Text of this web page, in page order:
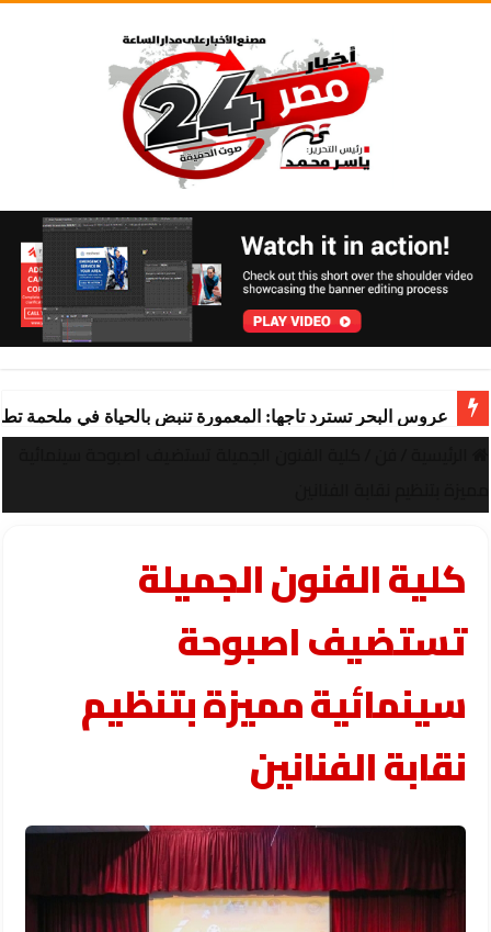
عروس البحر تسترد تاجها: المعمورة تنبض بالحياة في ملحمة
كلية الفنون الجميلة
تستضيف اصبوحة
سينمائية مميزة بتنظيم
نقابة الفنانين